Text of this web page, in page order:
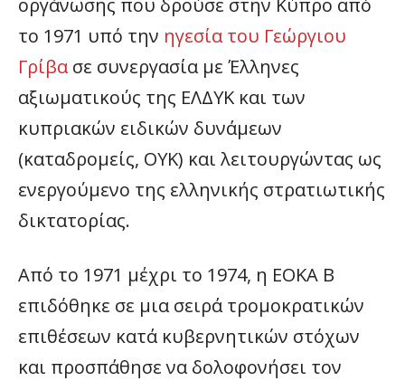
οργάνωσης που δρούσε στην Κύπρο από
το 1971 υπό την ηγεσία του Γεώργιου
Γρίβασε συνεργασία με Έλληνες
αξιωματικούς της ΕΛΔΥΚ και των
κυπριακών ειδικών δυνάμεων
(καταδρομείς, ΟΥΚ) και λειτουργώντας ως
ενεργούμενο της ελληνικής στρατιωτικής
δικτατορίας.
Από το 1971 μέχρι το 1974, η ΕΟΚΑ Β
επιδόθηκε σε μια σειρά τρομοκρατικών
επιθέσεων κατά κυβερνητικών στόχων
και προσπάθησε να δολοφονήσει τον